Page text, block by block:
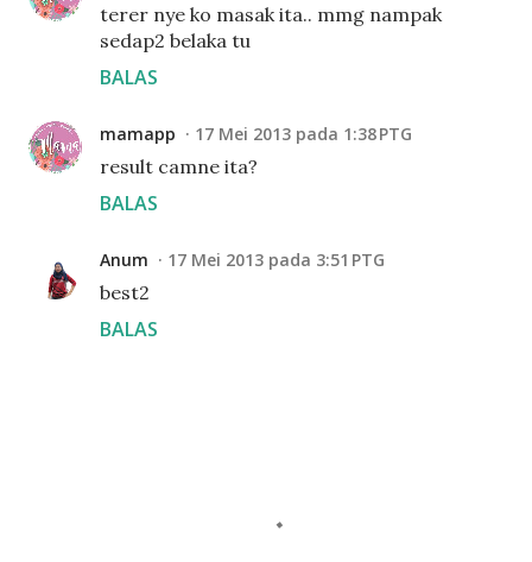
terer nye ko masak ita.. mmg nampak
sedap2 belaka tu
BALAS
mamapp 17 Mei 2013 pada 1:38 PTG
result camne ita?
BALAS
Anum 17 Mei 2013 pada 3:51 PTG
best2
BALAS